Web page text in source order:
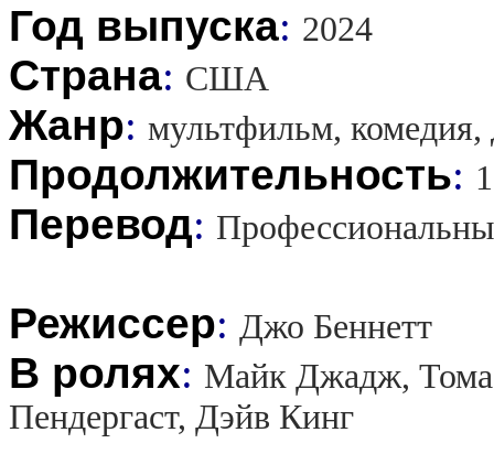
Год выпуска: 2024
Страна: США
Жанр: мультфильм, комедия,
Продолжительность:
Перевод:
Режиссер: Джо Беннетт
В ролях: Майк Джадж,
Пендергаст, Дэйв Кинг